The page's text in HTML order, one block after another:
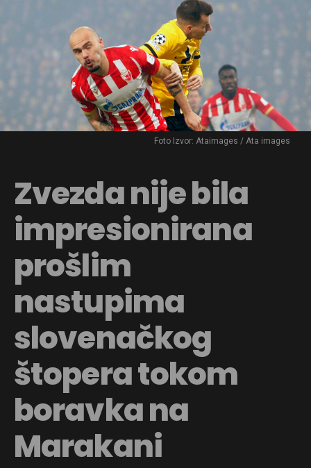
Foto Izvor: Ataimages / Ata images
Zvezda nije bila
impresionirana
prošlim
nastupima
slovenačkog
štopera tokom
boravka na
Marakani